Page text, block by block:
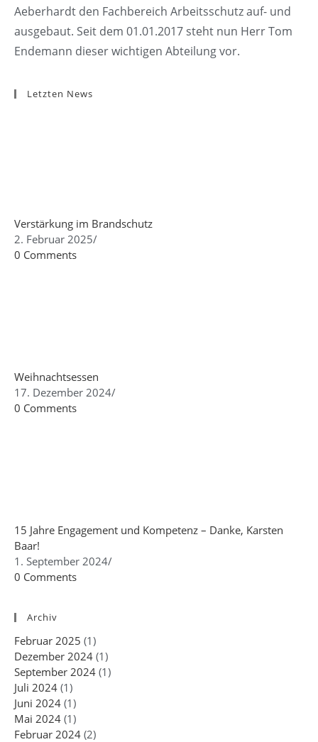
Aeberhardt den Fachbereich Arbeitsschutz auf- und
ausgebaut. Seit dem 01.01.2017 steht nun Herr Tom
Endemann dieser wichtigen Abteilung vor.
Letzten News
Verstärkung im Brandschutz
2. Februar 2025/
0 Comments
Weihnachtsessen
17. Dezember 2024/
0 Comments
15 Jahre Engagement und Kompetenz – Danke, Karsten
Baar!
1. September 2024/
0 Comments
Archiv
Februar 2025 (1)
Dezember 2024 (1)
September 2024 (1)
Juli 2024 (1)
Juni 2024 (1)
Mai 2024 (1)
Februar 2024 (2)